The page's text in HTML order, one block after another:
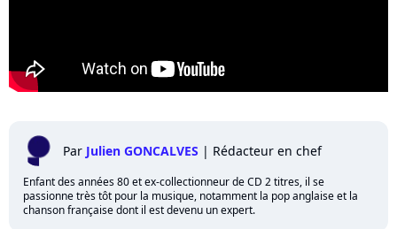
Par Julien GONCALVES | Rédacteur en chef
Enfant des années 80 et ex-collectionneur de CD 2 titres, il se
passionne très tôt pour la musique, notamment la pop anglaise et la
chanson française dont il est devenu un expert.